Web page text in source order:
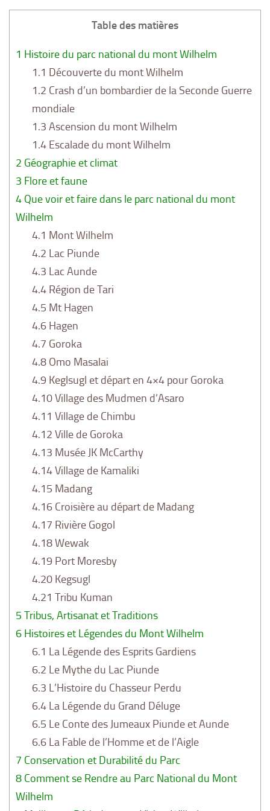
Table des matières
1 Histoire du parc national du mont Wilhelm
1.1 Découverte du mont Wilhelm
1.2 Crash d’un bombardier de la Seconde Guerre
mondiale
1.3 Ascension du mont Wilhelm
1.4 Escalade du mont Wilhelm
2 Géographie et climat
3 Flore et faune
4 Que voir et faire dans le parc national du mont
Wilhelm
4.1 Mont Wilhelm
4.2 Lac Piunde
4.3 Lac Aunde
4.4 Région de Tari
4.5 Mt Hagen
4.6 Hagen
4.7 Goroka
4.8 Omo Masalai
4.9 Keglsugl et départ en 4×4 pour Goroka
4.10Village des Mudmen d’Asaro
4.11 Village de Chimbu
4.12 Ville de Goroka
4.13 Musée JK McCarthy
4.14Village de Kamaliki
4.15 Madang
4.16 Croisière au départ de Madang
4.17 Rivière Gogol
4.18Wewak
4.19 Port Moresby
4.20 Kegsugl
4.21 Tribu Kuman
5 Tribus, Artisanat et Traditions
6 Histoires et Légendes du Mont Wilhelm
6.1 La Légende des Esprits Gardiens
6.2 Le Mythe du Lac Piunde
6.3 L’Histoire du Chasseur Perdu
6.4 La Légende du Grand Déluge
6.5 Le Conte des Jumeaux Piunde et Aunde
6.6 La Fable de l’Homme et de l’Aigle
7 Conservation et Durabilité du Parc
8 Comment se Rendre au Parc National du Mont
Wilhelm